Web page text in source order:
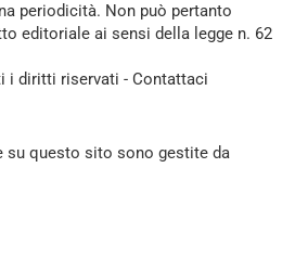
periodicità. Non può pertanto
editoriale ai sensi della legge n. 62
i diritti riservati - Contattaci
su questo sito sono gestite da